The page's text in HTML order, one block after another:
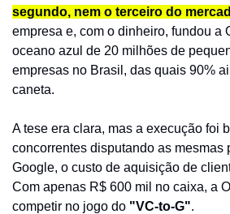
segundo, nem o terceiro do
empresa e, com o dinheiro, fundou a
oceano azul de 20 milhões de
empresas no Brasil, das quais 90%
caneta.
A tese era clara, mas a execução foi
concorrentes disputando as mesmas
Google, o custo de aquisição de
Com apenas R$ 600 mil no caixa, a
competir no jogo do "VC-to-G".